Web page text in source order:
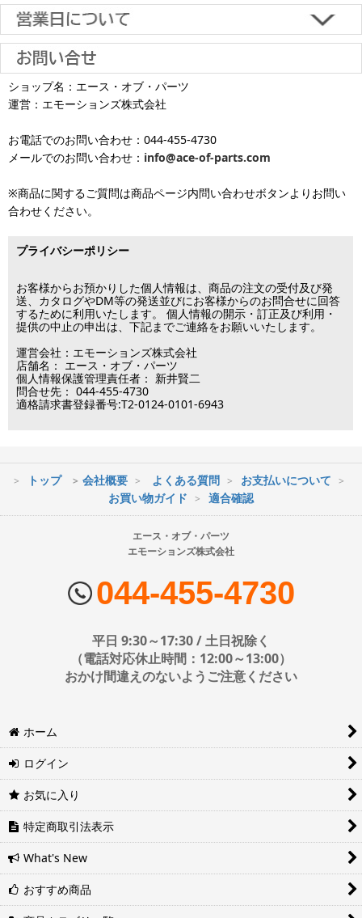
※銀行振り込み・郵便振替・コンビニ決済・PayPayオンライン決済
の場合、ご入金確認後の発送となります。
※一部適用外の地域や商品がありますのでご了承ください。
※お届け先が異なる場合は別途お届け先分の送料がかかります。
沖縄へのお届けは、送料とは別に地域料金が発生します。サイズに
より金額が異なるので、詳しい料金については
となります（当日・土日祝日出荷不可）
金具に関しては、条件を満たしている場合は返品をお受けいたしま
す。
【初期不良・保証について】
商品到着後1週間以内であれば、初期不良の受け付けを行います。
返品対応の詳細、各種保証については
をご覧ください。
土日祝日も当日出荷いたします
■お届けについて
お届け日のご指定がない場合は、最短出荷・最短到着で発送いたし
ます。
平日は15時・土曜は11時・日曜祝日は10時までのご注文で当日出荷
が可能です。
土曜は11時・日曜祝日は10時までのご注文でクレジットカード決
済・代引決済のみ当日出荷が可能です。
※クレジットカード・代引き決済以外のお支払方法を選択されてい
※メーカー発注品は除きます。
※最短到着をご希望の場合、時間指定不可の地域があります。
※配送業者の状況により荷物に遅延が生じる場合もございますので
ヤマト運輸・佐川急便・日本郵便・西濃運輸を使用しております。
配送会社はお選びいただけません。
時間指定は下記の通りです。
日時指定は4日後以降の指定となります。それ以前の日時指定をご希
望の場合は備考欄に記入をお願いします。
■地域ごとの最短配達日時について
地域ごとの最短配達日(配達時間)については、以下をご確認くださ
い。
ヤマト運輸サービスレベル一覧表(PDF)
西濃運輸サービスレベル一覧表(PDF)
土 日 祝日も
発送しています
※出荷休業日を除く
この日は出荷業務を行いませんので予めご了承下さい。
■営業日
営業時間：09:30～17:30
（電話対応休止時間：12:00～13:00）
土日祝日は出荷業務のみ行います。
土日祝日は電話・メールのお問い合わせ返信は
ショップ名：エース・オブ・パーツ
運営：エモーションズ株式会社
お電話でのお問い合わせ：044-455-4730
メールでのお問い合わせ： info@ace-of-parts.com
※商品に関するご質問は商品ページ内問い合わせボタンよりお問い
合わせください。
プライバシーポリシー
お客様からお預かりした個人情報は、商品の注文の受付及び発
送、カタログやDM等の発送並びにお客様からのお問合せに回答
するために利用いたします。 個人情報の開示・訂正及び利用・
提供の中止の申出は、下記までご連絡をお願いいたします。
運営会社：エモーションズ株式会社
店舗名： エース・オブ・パーツ
個人情報保護管理責任者： 新井賢二
問合せ先： 044-455-4730
適格請求書登録番号:T2-0124-0101-6943
トップ 会社概要 よくある質問
お支払いについて
お買い物ガイド
適合確認
エース・オブ・パーツ
エモーションズ株式会社
044-455-4730
平日 9:30～17:30 / 土日祝除く
（電話対応休止時間：12:00～13:00）
おかけ間違えのないようご注意ください
ホーム
ログイン
お気に入り
特定商取引法表示
What's New
おすすめ商品